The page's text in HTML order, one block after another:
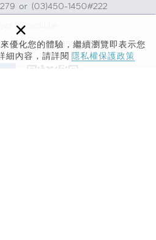
優化您的體驗，繼續瀏覽即表示您
細內容，請詳閱 隱私權保護政策
×
or (03)450-1450#222
平鎮區龍南路315號